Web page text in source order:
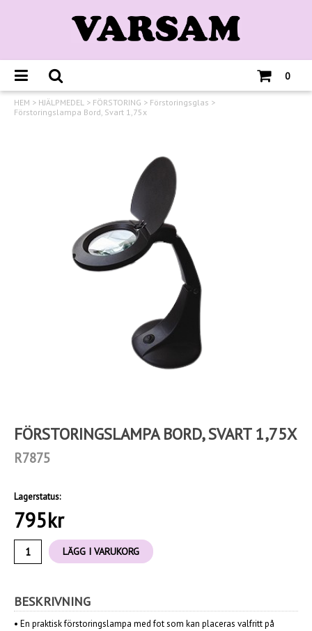
0
HEM > HJÄLPMEDEL > FÖRSTORING > Förstoringsglas >
Förstoringslampa Bord, Svart 1,75x
FÖRSTORINGSLAMPA BORD, SVART 1,75X
R7875
Lagerstatus:
795kr
LÄGG I VARUKORG
BESKRIVNING
• En praktisk förstoringslampa med fot som kan placeras valfritt på